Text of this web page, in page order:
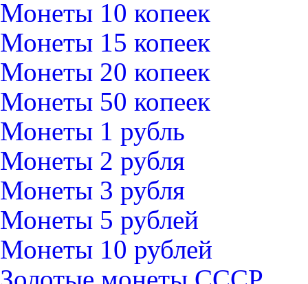
Монеты 10 копеек
Монеты 15 копеек
Монеты 20 копеек
Монеты 50 копеек
Монеты 1 рубль
Монеты 2 рубля
Монеты 3 рубля
Монеты 5 рублей
Монеты 10 рублей